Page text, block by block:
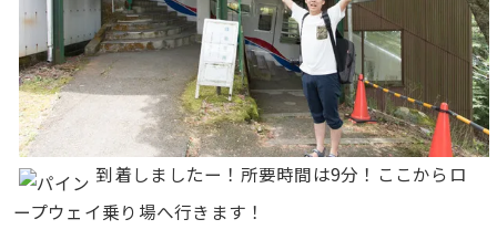
到着しましたー！所要時間は9分！ここからロ
ープウェイ乗り場へ行きます！